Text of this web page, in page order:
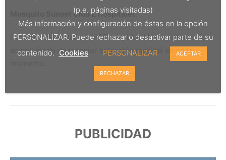
Mosquito Sunset Club L’Hospitalet.
Cocktails&Mocktails, Gin&Tonic, Live Music, Afterwork,
acompañado de la mejor selección musical en cada
PUBLICIDAD
(p.e. páginas visitadas)
Más información y configuración de éstas en la opción
PERSONALIZAR. Puede rechazar o desactivar parte de su
contenido. Cookies PERSONALIZAR ACEPTAR
RECHAZAR